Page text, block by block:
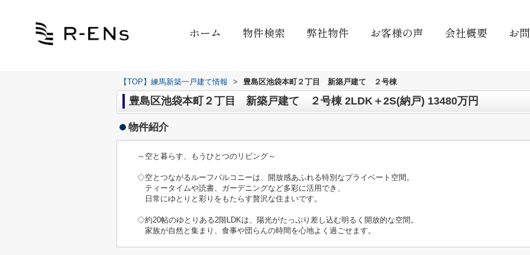
ホーム 物件検索 弊社物件 お客様の声 会社概要 お
【TOP】練馬新築一戸建て情報 > 豊島区池袋本町２丁目 新築戸建て ２号棟
豊島区池袋本町２丁目 新築戸建て ２号棟 2LDK＋2S(納戸) 13480万円
物件紹介
～空と暮らす、もうひとつのリビング～
◇空とつながるルーフバルコニーは、開放感あふれる特別なプライベート空間。
ティータイムや読書、ガーデニングなど多彩に活用でき、
日常にゆとりと彩りをもたらす贅沢な住まいです。
◇約20帖のゆとりある2階LDKは、陽光がたっぷり差し込む明るく開放的な空間。
家族が自然と集まり、食事や団らんの時間を心地よく過ごせます。